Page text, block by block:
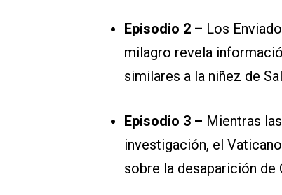
Episodio 2 – Los
milagro revela
similares a la niñez de
Episodio 3 – Mientras
investigación, el
sobre la desaparición de